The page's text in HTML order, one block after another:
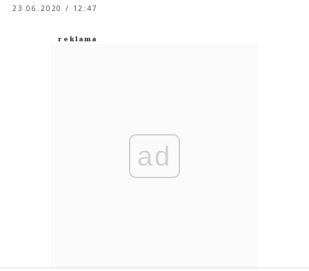
23.06.2020 / 12:47
ad